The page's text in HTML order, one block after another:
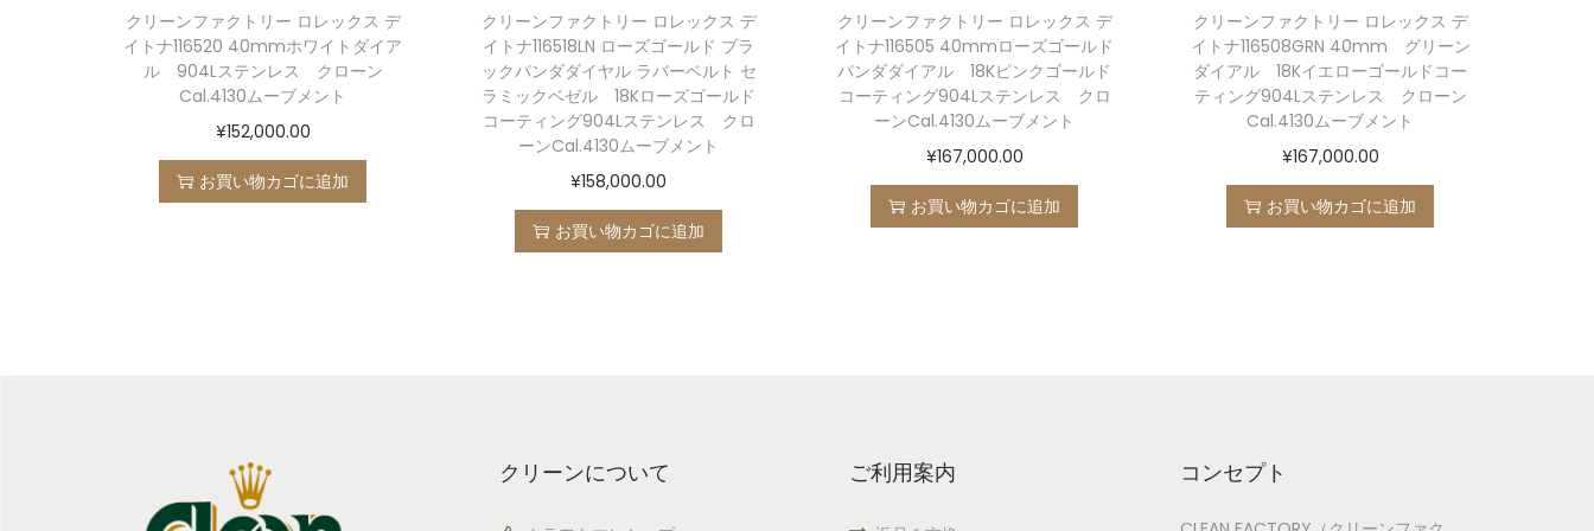
クリーンファクトリー ロレックス デ
イトナ116520 40mmホワイトダイア
ル 904Lステンレス クローン
Cal.4130ムーブメント
¥152,000.00
お買い物カゴに追加
クリーンファクトリー ロレックス デ
イトナ116518LN ローズゴールド ブラ
ックパンダダイヤル ラバーベルト セ
ラミックベゼル 18Kローズゴールド
コーティング904Lステンレス クロ
ーンCal.4130ムーブメント
¥158,000.00
お買い物カゴに追加
クリーンファクトリー ロレックス デ
イトナ116505 40mmローズゴールド
パンダダイアル 18Kピンクゴールド
コーティング904Lステンレス クロ
ーンCal.4130ムーブメント
¥167,000.00
お買い物カゴに追加
クリーンファクトリー ロレックス デ
イトナ116508GRN 40mm グリーン
ダイアル 18Kイエローゴールドコー
ティング904Lステンレス クローン
Cal.4130ムーブメント
¥167,000.00
お買い物カゴに追加
クリーンについて ご利用案内 コンセプト